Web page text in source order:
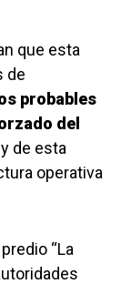
que esta
de
probables
del
y de esta
operativa
“La